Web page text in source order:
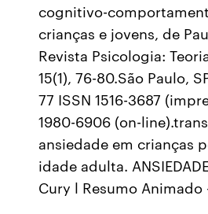
cognitivo-
crianças e jovens, de
Revista Psicologia:
15(1), 76-80.São Paulo,
77 ISSN 1516-3687
1980-6906 (on-
ansiedade em crianças
idade adulta.
Cury l Resumo Animado